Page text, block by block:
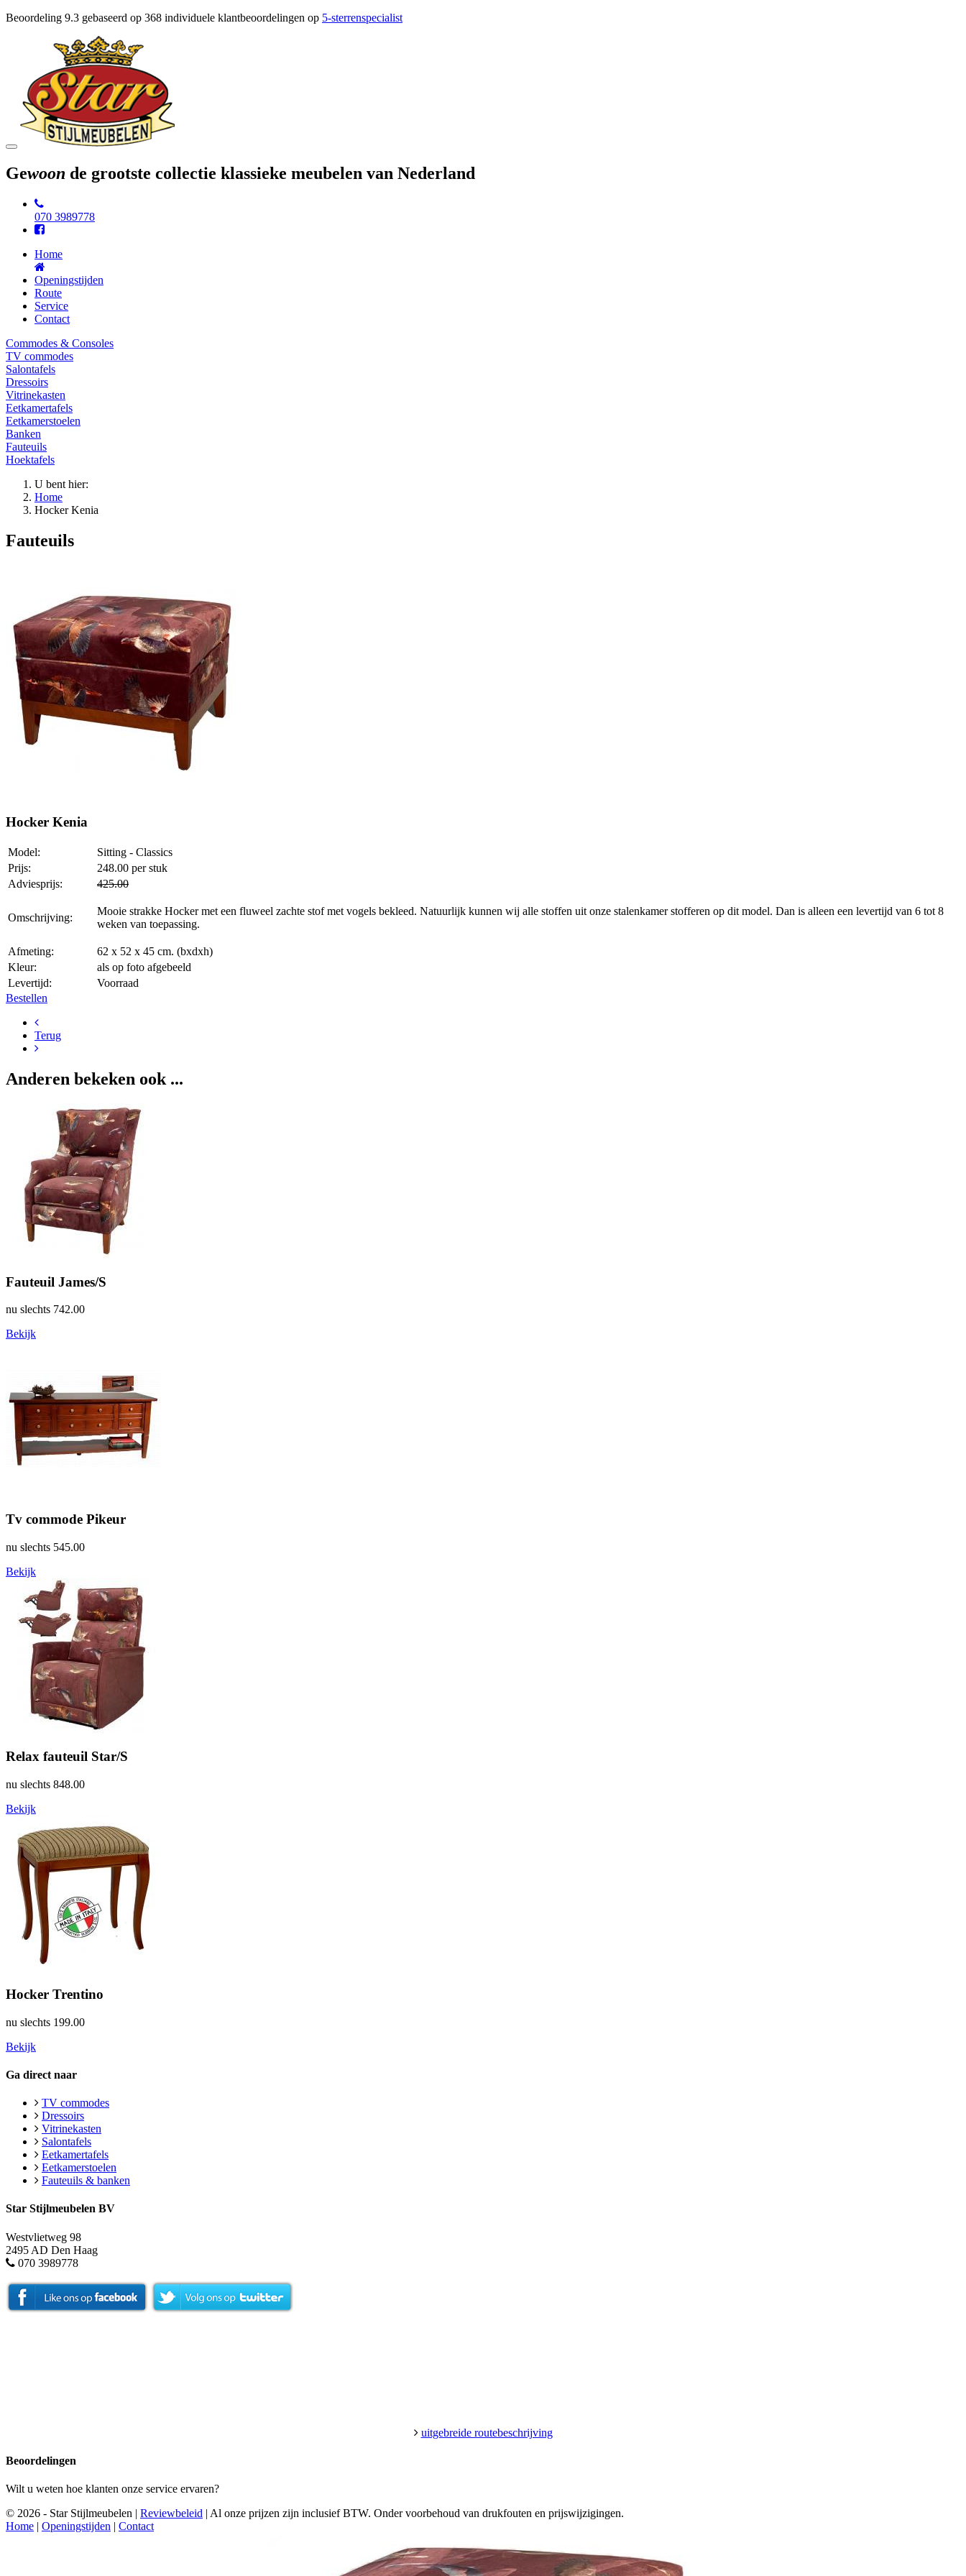
Beoordeling 9.3 gebaseerd op 368 individuele klantbeoordelingen op 5-sterrenspecialist
Toggle
Gewoon de grootste collectie klassieke meubelen van Nederland
070 3989778
Home
Openingstijden
Route
Service
Contact
Commodes & Consoles
TV commodes
Salontafels
Dressoirs
Vitrinekasten
Eetkamertafels
Eetkamerstoelen
Banken
Fauteuils
Hoektafels
U bent hier:
Home
Hocker Kenia
Fauteuils
Hocker Kenia
Model:
Sitting - Classics
Prijs:
248.00 per stuk
Adviesprijs:
425.00
Omschrijving:
Mooie strakke Hocker met een fluweel zachte stof met vogels bekleed. Natuurlijk kunnen wij alle stoffen uit onze stalenkamer stofferen op dit model. Dan is alleen een levertijd van 6 tot 8
weken van toepassing.
Afmeting:
62 x 52 x 45 cm. (bxdxh)
Kleur:
als op foto afgebeeld
Levertijd:
Voorraad
Bestellen
Terug
Anderen bekeken ook ...
Fauteuil James/S
nu slechts 742.00
Bekijk
Tv commode Pikeur
nu slechts 545.00
Bekijk
Relax fauteuil Star/S
nu slechts 848.00
Bekijk
Hocker Trentino
nu slechts 199.00
Bekijk
Ga direct naar
TV commodes
Dressoirs
Vitrinekasten
Salontafels
Eetkamertafels
Eetkamerstoelen
Fauteuils & banken
Star Stijlmeubelen BV
Westvlietweg 98
2495 AD Den Haag
070 3989778
uitgebreide routebeschrijving
Beoordelingen
Wilt u weten hoe klanten onze service ervaren?
© 2026 - Star Stijlmeubelen | Reviewbeleid | Al onze prijzen zijn inclusief BTW. Onder voorbehoud van drukfouten en prijswijzigingen.
Home | Openingstijden | Contact